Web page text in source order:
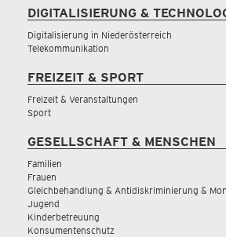
DIGITALISIERUNG &
Digitalisierung in Niederösterreich
Telekommunikation
FREIZEIT & SPORT
Freizeit & Veranstaltungen
Sport
GESELLSCHAFT & MENSCHEN
Familien
Frauen
Gleichbehandlung & Antidiskriminierung &
Jugend
Kinderbetreuung
Konsumentenschutz